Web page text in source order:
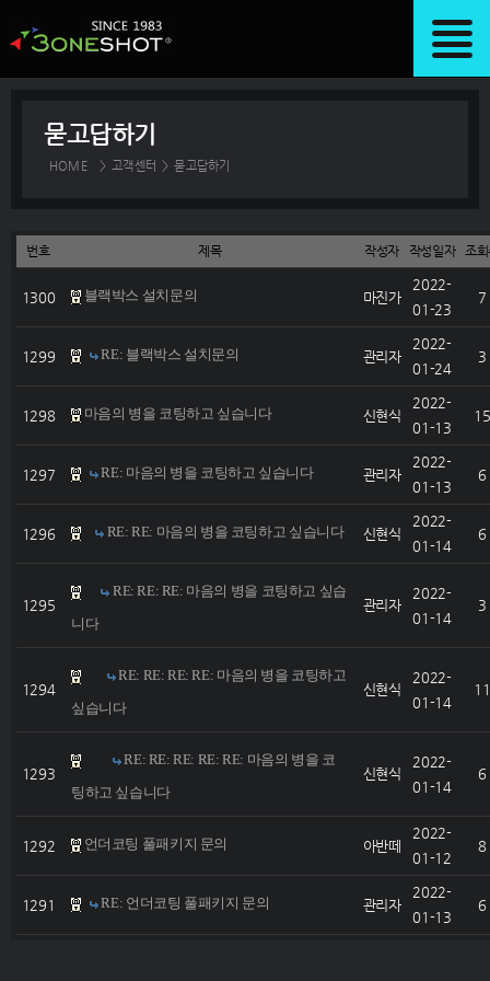
묻고답하기
HOME > 고객센터 > 묻고답하기
번호 제목 작성자 작성일자 조
1300 블랙박스 설치문의 마진가
2022-
01-23
7
1299 RE: 블랙박스 설치문의 관리자
2022-
01-24
3
1298 마음의 병을 코팅하고 싶습니다 신현식
2022-
01-13
15
1297 RE: 마음의 병을 코팅하고 싶습니다 관리자
2022-
01-13
6
1296 RE: RE: 마음의 병을 코팅하고 싶습니다 신현식
2022-
01-14
6
1295
RE: RE: RE: 마음의 병을 코팅하고 싶습
니다
관리자
2022-
01-14
3
1294
RE: RE: RE: RE: 마음의 병을 코팅하고
싶습니다
신현식
2022-
01-14
11
1293
RE: RE: RE: RE: RE: 마음의 병을 코
팅하고 싶습니다
신현식
2022-
01-14
6
1292 언더코팅 풀패키지 문의 아반떼
2022-
01-12
8
1291 RE: 언더코팅 풀패키지 문의 관리자
2022-
01-13
6